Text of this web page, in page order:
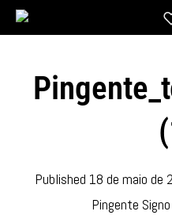
Published 18 de maio de
Pingente